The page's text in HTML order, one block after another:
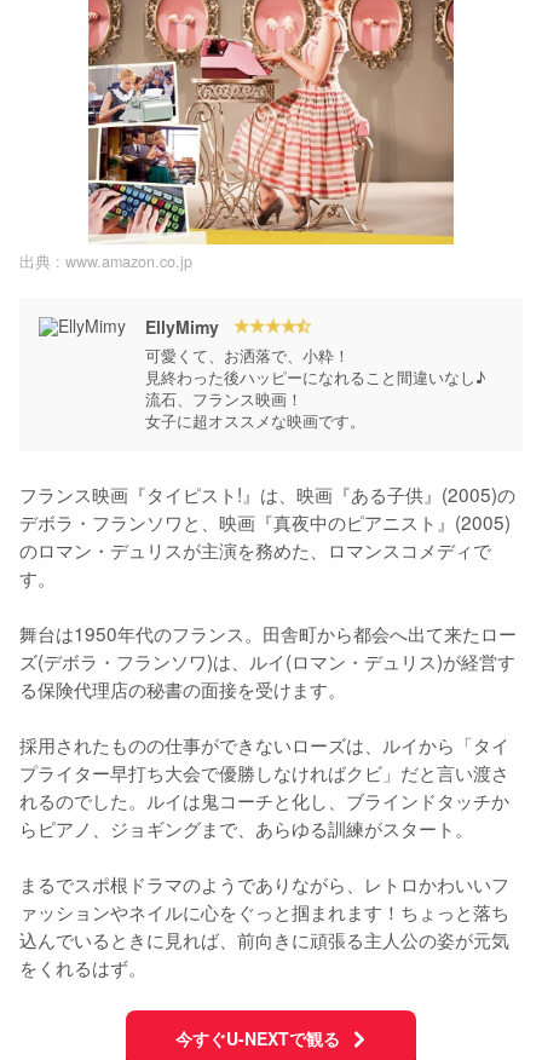
出典 : www.amazon.co.jp
EllyMimy
可愛くて、お洒落で、小粋！
見終わった後ハッピーになれること間違いなし♪
流石、フランス映画！
女子に超オススメな映画です。
フランス映画『タイピスト!』は、映画『ある子供』(2005)の
デボラ・フランソワと、映画『真夜中のピアニスト』(2005)
のロマン・デュリスが主演を務めた、ロマンスコメディで
す。
舞台は1950年代のフランス。田舎町から都会へ出て来たロー
ズ(デボラ・フランソワ)は、ルイ(ロマン・デュリス)が経営す
る保険代理店の秘書の面接を受けます。
採用されたものの仕事ができないローズは、ルイから「タイ
プライター早打ち大会で優勝しなければクビ」だと言い渡さ
れるのでした。ルイは鬼コーチと化し、ブラインドタッチか
らピアノ、ジョギングまで、あらゆる訓練がスタート。
まるでスポ根ドラマのようでありながら、レトロかわいいフ
ァッションやネイルに心をぐっと掴まれます！ちょっと落ち
込んでいるときに見れば、前向きに頑張る主人公の姿が元気
をくれるはず。
今すぐU-NEXTで観る